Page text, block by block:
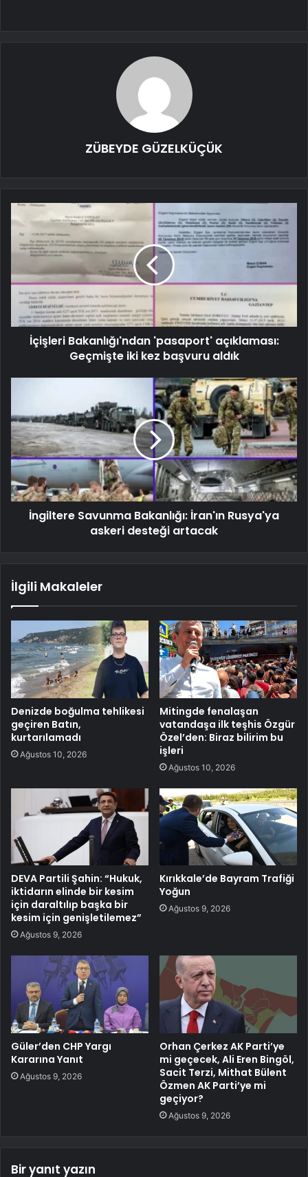
ZÜBEYDE GÜZELKÜÇÜK
İçişleri Bakanlığı'ndan 'pasaport' açıklaması:
Geçmişte iki kez başvuru aldık
İngiltere Savunma Bakanlığı: İran'ın Rusya'ya
askeri desteği artacak
İlgili Makaleler
Denizde boğulma tehlikesi
geçiren Batın,
kurtarılamadı
Ağustos 10, 2026
Mitingde fenalaşan
vatandaşa ilk teşhis Özgür
Özel’den: Biraz bilirim bu
işleri
Ağustos 10, 2026
DEVA Partili Şahin: “Hukuk,
iktidarın elinde bir kesim
için daraltılıp başka bir
kesim için genişletilemez”
Ağustos 9, 2026
Kırıkkale’de Bayram Trafiği
Yoğun
Ağustos 9, 2026
Güler’den CHP Yargı
Kararına Yanıt
Ağustos 9, 2026
Orhan Çerkez AK Parti’ye
mi geçecek, Ali Eren Bingöl,
Sacit Terzi, Mithat Bülent
Özmen AK Parti’ye mi
geçiyor?
Ağustos 9, 2026
Bir yanıt yazın